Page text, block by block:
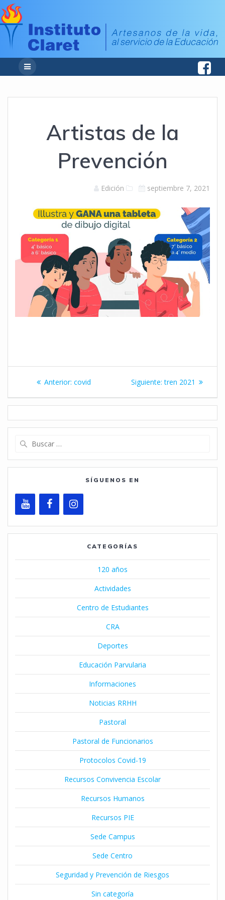
Artistas de la
Prevención
Edición septiembre 7, 2021
Navegación
de
entradas
Anterior: Entrada
covid Siguiente: Siguiente
tren 2021
SÍGUENOS EN
CATEGORÍAS
120 años
Actividades
Centro de Estudiantes
CRA
Deportes
Educación Parvularia
Informaciones
Noticias RRHH
Pastoral
Pastoral de Funcionarios
Protocolos Covid-19
Recursos Convivencia Escolar
Recursos Humanos
Recursos PIE
Sede Campus
Sede Centro
Seguridad y Prevención de Riesgos
Sin categoría